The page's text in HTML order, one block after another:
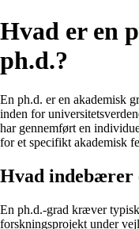
Hvad er en
ph.d.?
En ph.d. er en akademisk
inden for
har gennemført en
for et specifikt akademisk
Hvad indebærer
En ph.d.-grad kræver
forskningsprojekt under